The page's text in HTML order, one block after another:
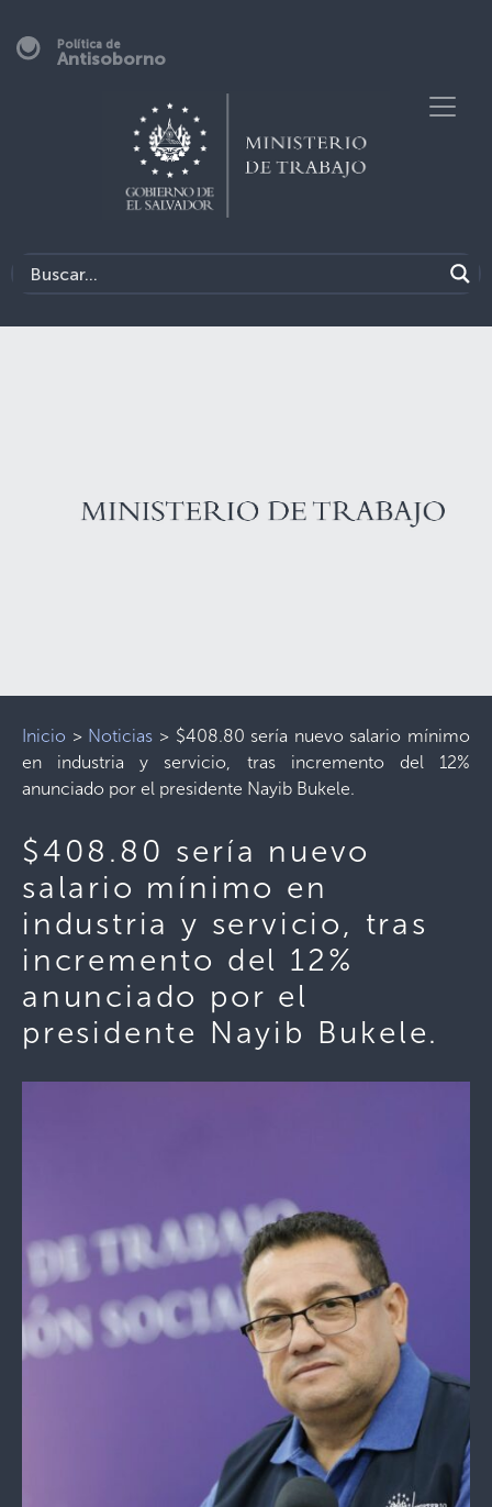
Política de
Antisoborno
Inicio > Noticias > $408.80 sería nuevo salario mínimo
en industria y servicio, tras incremento del 12%
anunciado por el presidente Nayib Bukele.
$408.80 sería nuevo
salario mínimo en
industria y servicio, tras
incremento del 12%
anunciado por el
presidente Nayib Bukele.